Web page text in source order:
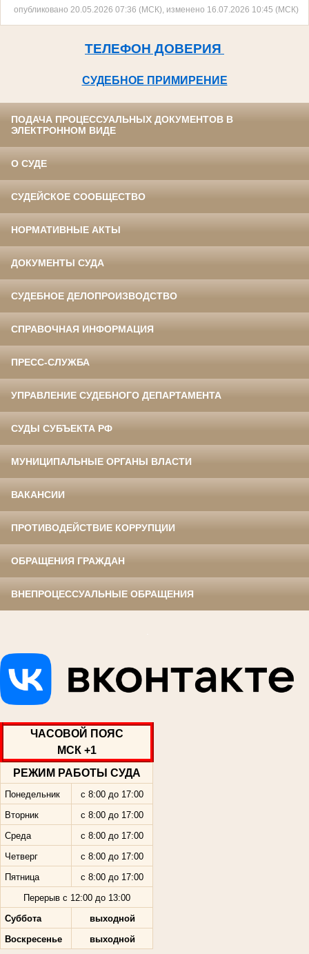
опубликовано 20.05.2026 07:36 (МСК), изменено 16.07.2026 10:45 (МСК)
ТЕЛЕФОН ДОВЕРИЯ
СУДЕБНОЕ ПРИМИРЕНИЕ
ПОДАЧА ПРОЦЕССУАЛЬНЫХ ДОКУМЕНТОВ В
ЭЛЕКТРОННОМ ВИДЕ
О СУДЕ
СУДЕЙСКОЕ СООБЩЕСТВО
НОРМАТИВНЫЕ АКТЫ
ДОКУМЕНТЫ СУДА
СУДЕБНОЕ ДЕЛОПРОИЗВОДСТВО
СПРАВОЧНАЯ ИНФОРМАЦИЯ
ПРЕСС-СЛУЖБА
УПРАВЛЕНИЕ СУДЕБНОГО ДЕПАРТАМЕНТА
СУДЫ СУБЪЕКТА РФ
МУНИЦИПАЛЬНЫЕ ОРГАНЫ ВЛАСТИ
ВАКАНСИИ
ПРОТИВОДЕЙСТВИЕ КОРРУПЦИИ
ОБРАЩЕНИЯ ГРАЖДАН
ВНЕПРОЦЕССУАЛЬНЫЕ ОБРАЩЕНИЯ
ЧАСОВОЙ ПОЯС
МСК +1
РЕЖИМ РАБОТЫ СУДА
Понедельник
с 8:00 до 17:00
Вторник
с 8:00 до 17:00
Среда
с 8:00 до 17:00
Четверг
с 8:00 до 17:00
Пятница
с 8:00 до 17:00
Перерыв с 12:00 до 13:00
Суббота
выходной
Воскресенье
выходной